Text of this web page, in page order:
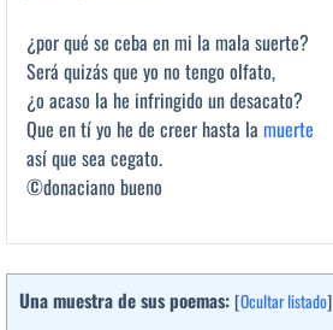
¿por qué se ceba en mi la mala suerte?
Será quizás que yo no tengo olfato,
¿o acaso la he infringido un desacato?
Que en tí yo he de creer hasta la muerte
así que sea cegato.
©donaciano bueno
Una muestra de sus poemas: [Ocultar listado]